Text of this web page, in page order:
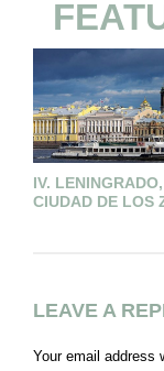
IV.
CIUDAD DE LOS
LEAVE A
Your email address